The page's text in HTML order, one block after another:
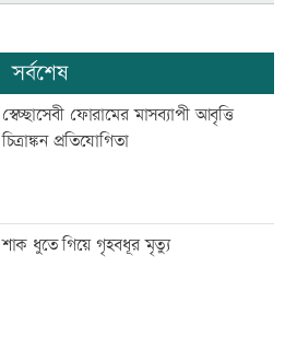
সর্বশেষ
স্বেচ্ছাসেবী ফোরামের মাসব্যাপী আবৃত্তি
চিত্রাঙ্কন প্রতিযোগিতা
শাক ধুতে গিয়ে গৃহবধূর মৃত্যু